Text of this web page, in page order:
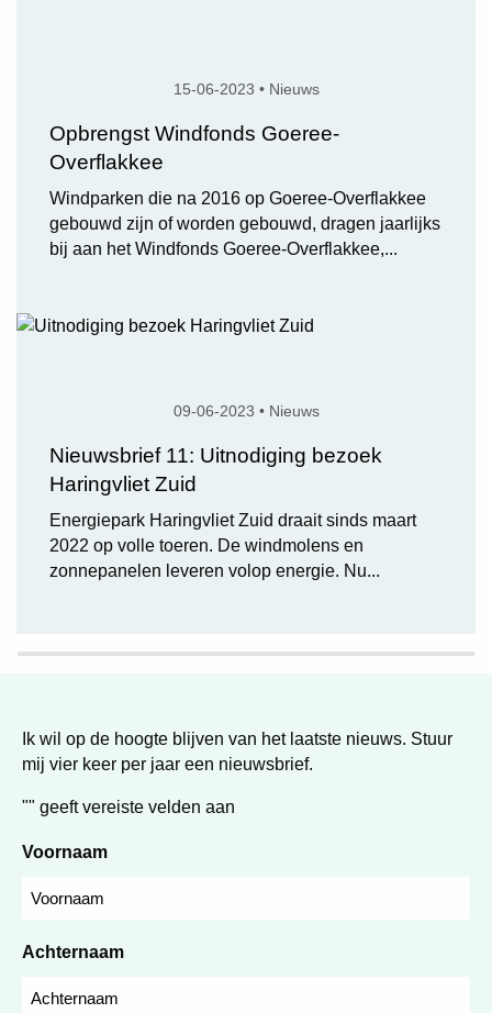
15-06-2023 • Nieuws
Opbrengst Windfonds Goeree-
Overflakkee
Windparken die na 2016 op Goeree-Overflakkee
gebouwd zijn of worden gebouwd, dragen jaarlijks
bij aan het Windfonds Goeree-Overflakkee,...
09-06-2023 • Nieuws
Nieuwsbrief 11: Uitnodiging bezoek
Haringvliet Zuid
Energiepark Haringvliet Zuid draait sinds maart
2022 op volle toeren. De windmolens en
zonnepanelen leveren volop energie. Nu...
Ik wil op de hoogte blijven van het laatste nieuws. Stuur
mij vier keer per jaar een nieuwsbrief.
"" geeft vereiste velden aan
Voornaam
Achternaam